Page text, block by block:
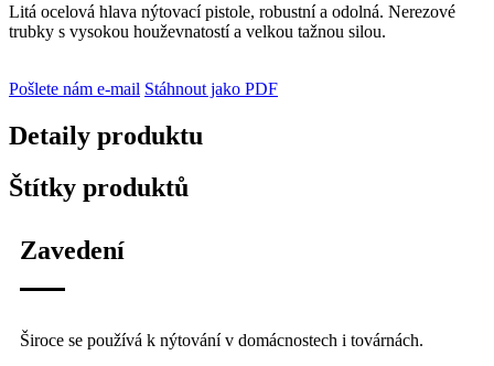
Litá ocelová hlava nýtovací pistole, robustní a odolná. Nerezové
trubky s vysokou houževnatostí a velkou tažnou silou.
Pošlete nám e-mail Stáhnout jako PDF
Detaily produktu
Štítky produktů
Zavedení
Široce se používá k nýtování v domácnostech i továrnách.